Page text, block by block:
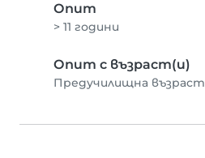
Опит
> 11 години
Опит с възраст(и)
Предучилищна възраст